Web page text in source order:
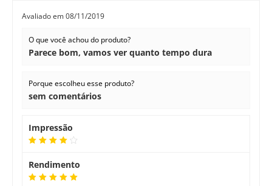
Avaliado em08/11/2019
O que você achou do produto?
Parece bom, vamos ver quanto tempo dura
Porque escolheu esse produto?
sem comentários
Impressão
Rendimento